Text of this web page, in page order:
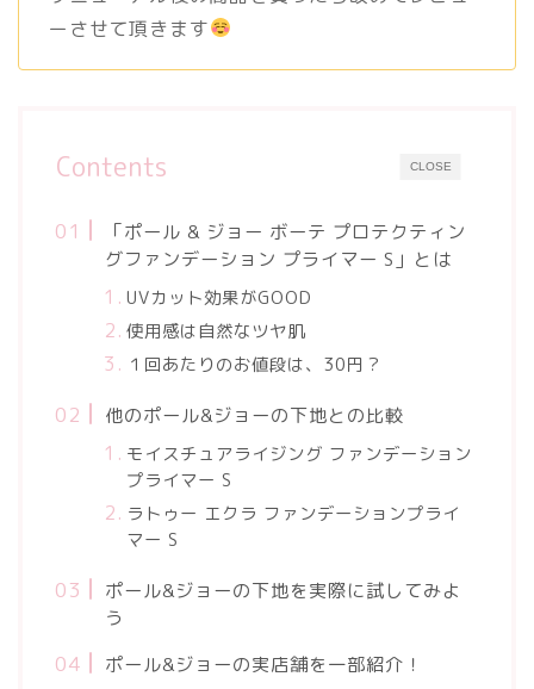
ーさせて頂きます
CLOSE
Contents
「ポール & ジョー ボーテ プロテクティン
グファンデーション プライマー S」とは
UVカット効果がGOOD
使用感は自然なツヤ肌
１回あたりのお値段は、30円？
他のポール&ジョーの下地との比較
モイスチュアライジング ファンデーション
プライマー S
ラトゥー エクラ ファンデーションプライ
マー S
ポール&ジョーの下地を実際に試してみよ
う
ポール&ジョーの実店舗を一部紹介！